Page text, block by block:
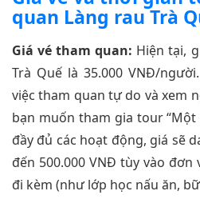
quan Làng rau Trà
Giá vé tham quan: Hiện tại,
Trà Quế là 35.000 VNĐ/
việc tham quan tự do và xem
bạn muốn tham gia tour “Một
đầy đủ các hoạt động, giá sẽ
đến 500.000 VNĐ tùy vào đơn
đi kèm (như lớp học nấu ăn,